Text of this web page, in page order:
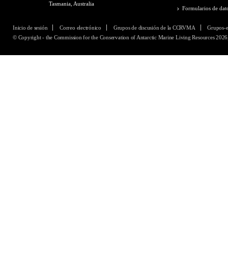
Tasmania, Australia
Formularios de
Inicio de sesión Correo electrónico Grupos de discusión de la CCRVMA
Grupos-
© Copyright - the Commission for the Conservation of Antarctic Marine Living Resources